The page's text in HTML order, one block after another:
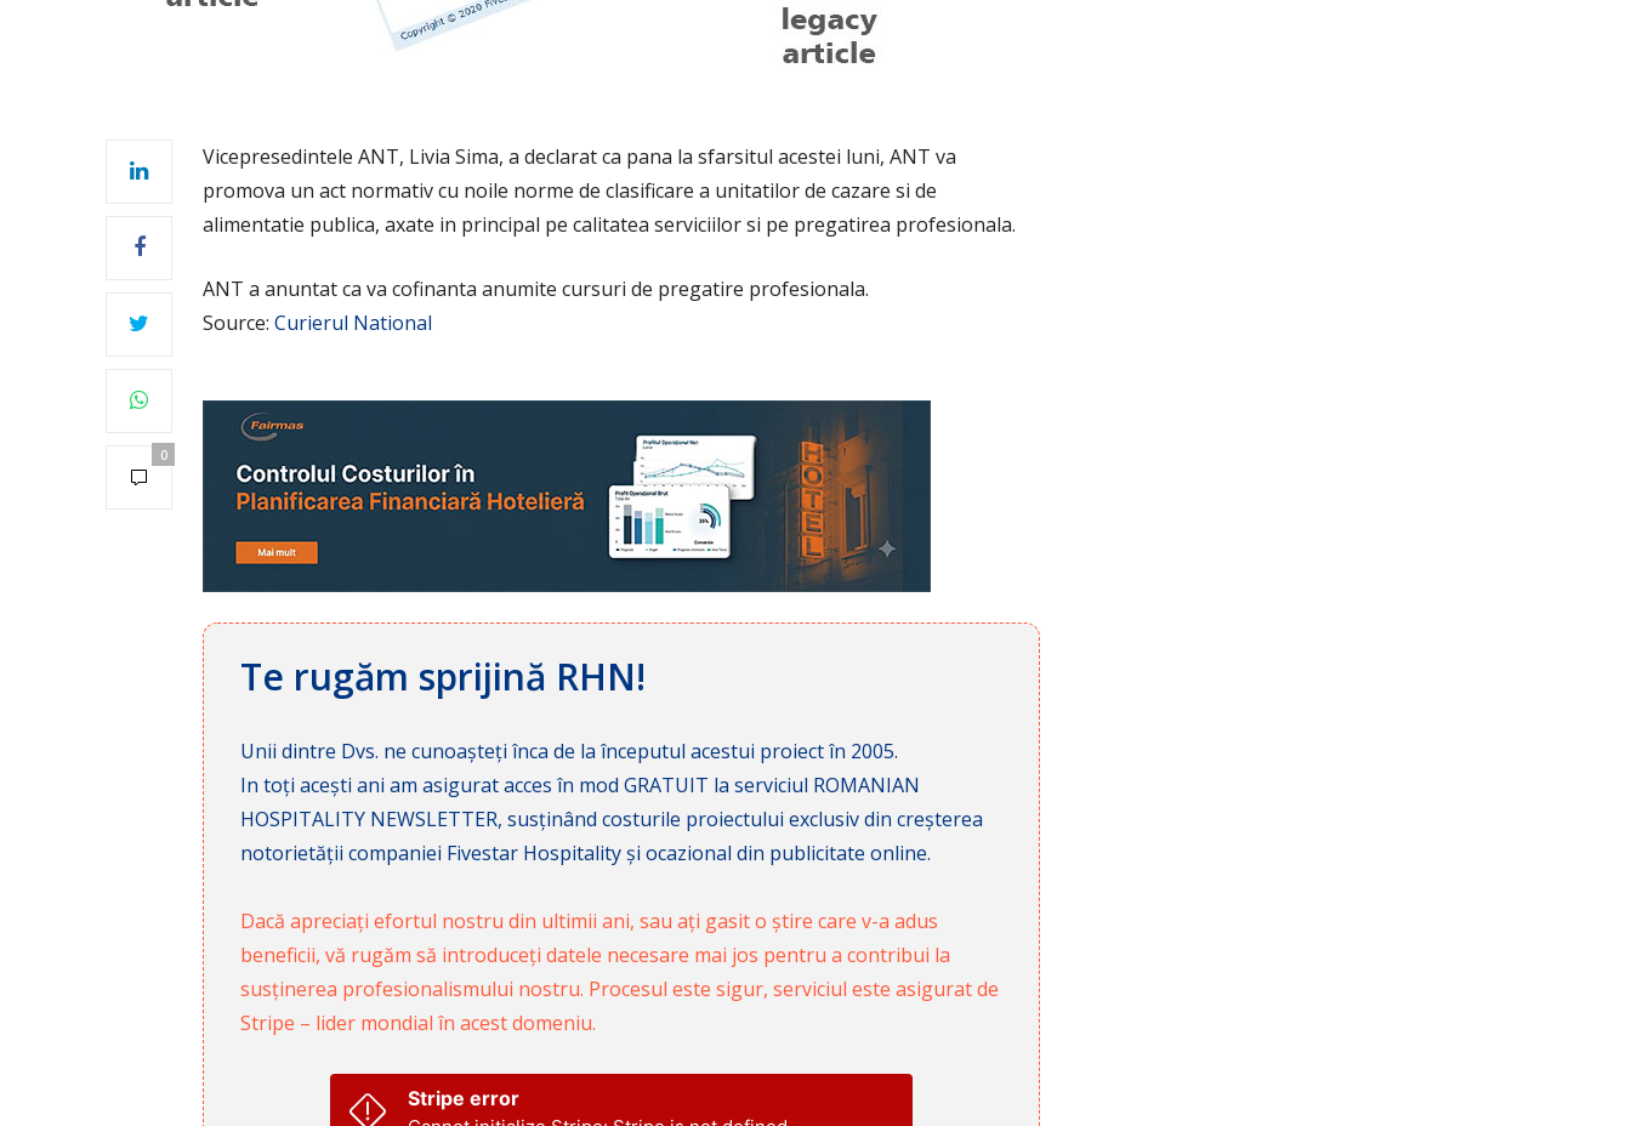
0
Vicepresedintele ANT, Livia Sima, a declarat ca pana la sfarsitul acestei luni, ANT va
promova un act normativ cu noile norme de clasificare a unitatilor de cazare si de
alimentatie publica, axate in principal pe calitatea serviciilor si pe pregatirea profesionala.
ANT a anuntat ca va cofinanta anumite cursuri de pregatire profesionala.
Source: Curierul National
Te rugăm sprijină RHN!
Unii dintre Dvs. ne cunoașteți înca de la începutul acestui proiect în 2005.
In toți acești ani am asigurat acces în mod GRATUIT la serviciul ROMANIAN
HOSPITALITY NEWSLETTER, susținând costurile proiectului exclusiv din creșterea
notorietății companiei Fivestar Hospitality și ocazional din publicitate online.
Dacă apreciați efortul nostru din ultimii ani, sau ați gasit o știre care v-a adus
beneficii, vă rugăm să introduceți datele necesare mai jos pentru a contribui la
susținerea profesionalismului nostru. Procesul este sigur, serviciul este asigurat de
Stripe – lider mondial în acest domeniu.
Stripe error